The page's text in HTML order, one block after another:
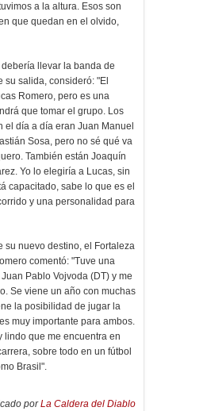
a la altura. Esos son
que quedan en el olvido,
llevar la banda de
su salida, consideró: "El
Romero, pero es una
que tomar el grupo. Los
el día a día eran Juan Manuel
Sosa, pero no sé qué va
También están Joaquín
Yo lo elegiría a Lucas, sin
capacitado, sabe lo que es el
y una personalidad para
su nuevo destino, el Fortaleza
comentó: "Tuve una
Pablo Vojvoda (DT) y me
Se viene un año con muchas
la posibilidad de jugar la
muy importante para ambos.
lindo que me encuentra en
sobre todo en un fútbol
Brasil".
porLa Caldera del Diablo